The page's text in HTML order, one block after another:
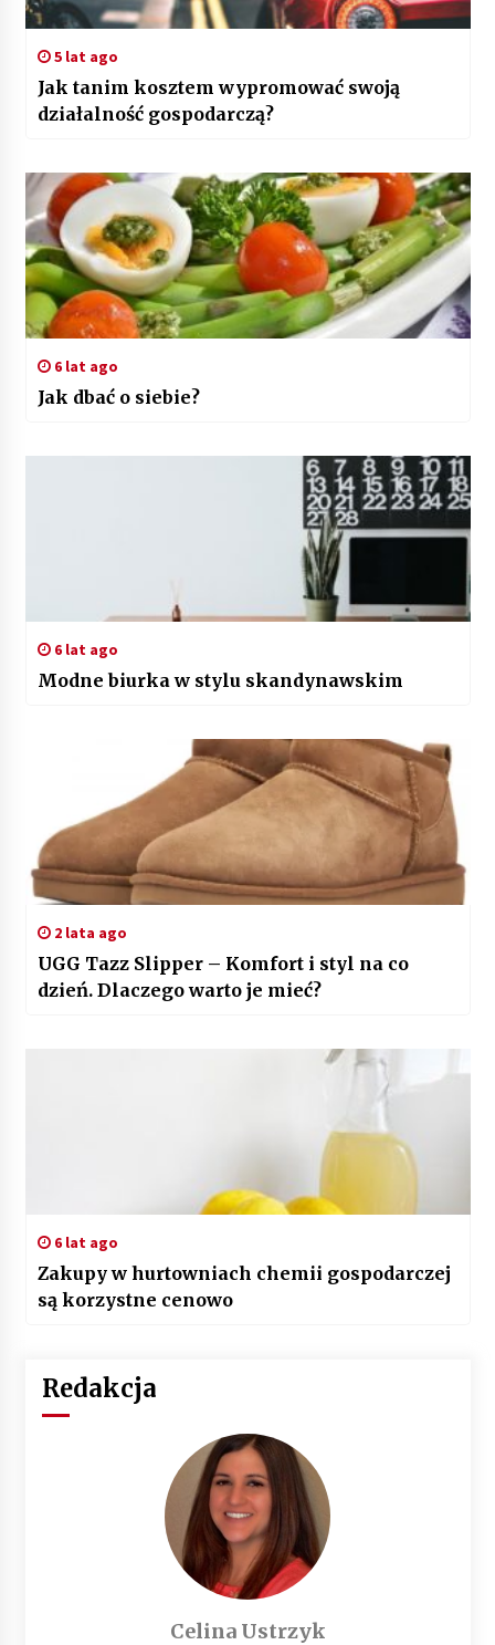
5 lat ago
Jak tanim kosztem wypromować swoją
działalność gospodarczą?
6 lat ago
Jak dbać o siebie?
6 lat ago
Modne biurka w stylu skandynawskim
2 lata ago
UGG Tazz Slipper – Komfort i styl na co
dzień. Dlaczego warto je mieć?
6 lat ago
Zakupy w hurtowniach chemii gospodarczej
są korzystne cenowo
Redakcja
Celina Ustrzyk